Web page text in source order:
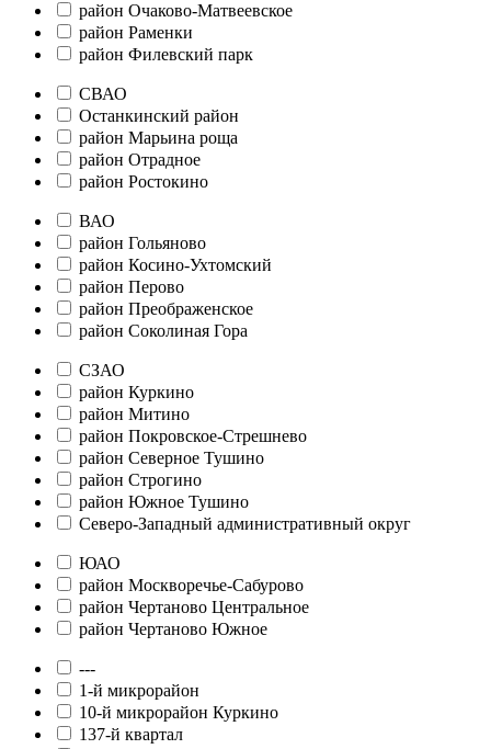
район Очаково-Матвеевское
район Раменки
район Филевский парк
СВАО
Останкинский район
район Марьина роща
район Отрадное
район Ростокино
ВАО
район Гольяново
район Косино-Ухтомский
район Перово
район Преображенское
район Соколиная Гора
СЗАО
район Куркино
район Митино
район Покровское-Стрешнево
район Северное Тушино
район Строгино
район Южное Тушино
Северо-Западный административный округ
ЮАО
район Москворечье-Сабурово
район Чертаново Центральное
район Чертаново Южное
---
1-й микрорайон
10-й микрорайон Куркино
137-й квартал